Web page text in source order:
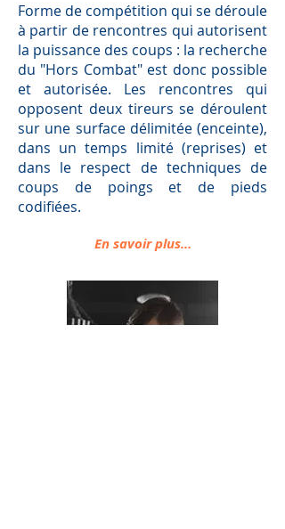
Forme de compétition qui se déroule
à partir de rencontres qui autorisent
la puissance des coups : la recherche
du "Hors Combat" est donc possible
et autorisée. Les rencontres qui
opposent deux tireurs se déroulent
sur une surface délimitée (enceinte),
dans un temps limité (reprises) et
dans le respect de techniques de
coups de poings et de pieds
codifiées.
En savoir plus...